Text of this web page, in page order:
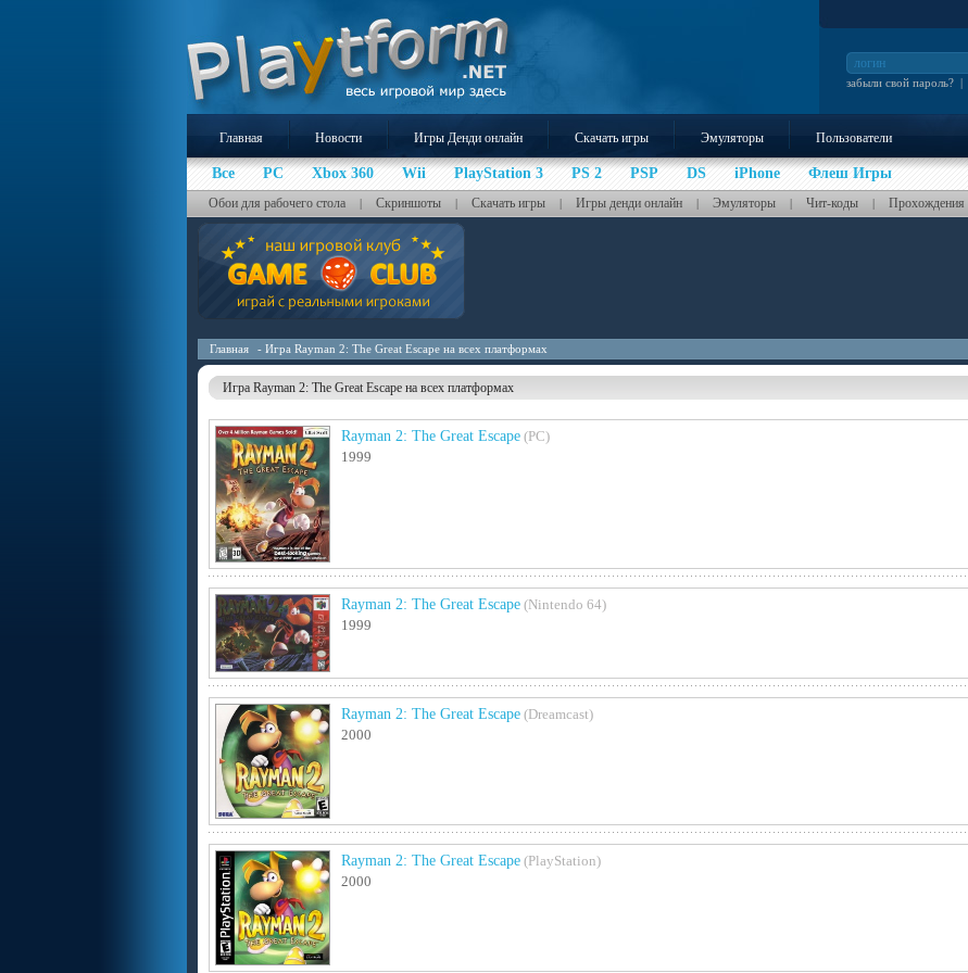
забыли свой пароль? |
Главная Новости Игры Денди онлайн Скачать игры Эмуляторы Пользователи
Все PC Xbox 360 Wii PlayStation 3 PS 2 PSP DS iPhone Флеш Игры
Обои для рабочего стола | Скриншоты | Скачать игры | Игры денди онлайн | Эмуляторы | Чит-коды | Прохождения
Главная - Игра Rayman 2: The Great Escape на всех платформах
Игра Rayman 2: The Great Escape на всех платформах
Rayman 2: The Great Escape (PC)
1999
Rayman 2: The Great Escape (Nintendo 64)
1999
Rayman 2: The Great Escape (Dreamcast)
2000
Rayman 2: The Great Escape (PlayStation)
2000